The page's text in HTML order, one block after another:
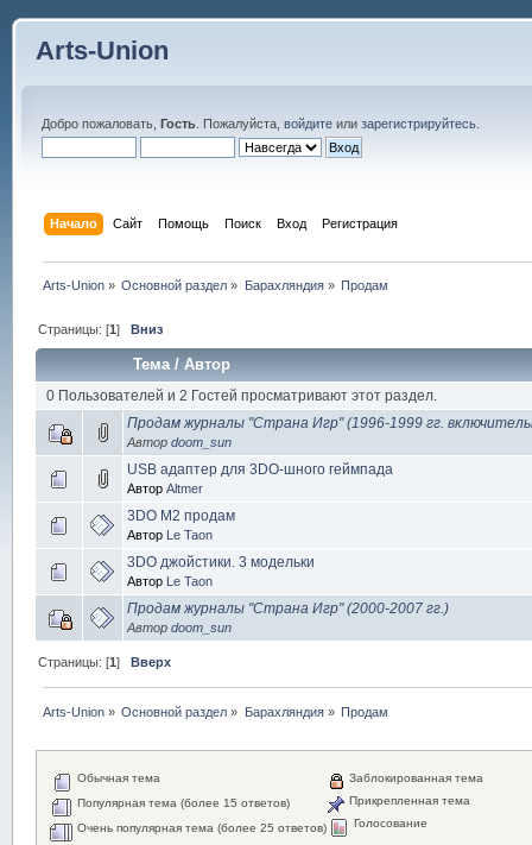
Arts-Union
Добро пожаловать, Гость. Пожалуйста, войдитеили зарегистрируйтесь.
Начало Сайт Помощь Поиск Вход Регистрация
Arts-Union » Основной раздел » Барахляндия» Продам
Страницы: [1]Вниз
Тема/ Автор
0 Пользователей и 2 Гостей просматривают этот раздел.
Продам журналы "Страна Игр" (1996-1999 гг.
Автор doom_sun
USB адаптер для 3DO-шного геймпада
Автор Altmer
3DO M2 продам
Автор Le Taon
3DO джойстики. 3 модельки
Автор Le Taon
Продам журналы "Страна Игр" (2000-2007 гг.)
Автор doom_sun
Страницы: [1]Вверх
Arts-Union » Основной раздел » Барахляндия» Продам
Обычная тема
Популярная тема (более 15 ответов)
Очень популярная тема (более 25 ответов)
Заблокированная тема
Прикрепленная тема
Голосование